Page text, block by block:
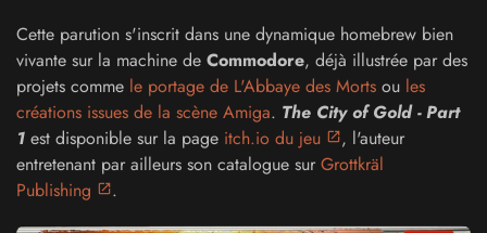
Cette parution s'inscrit dans une dynamique homebrew bien
vivante sur la machine de Commodore, déjà illustrée par des
projets comme le portage de L'Abbaye des Morts ou les
créations issues de la scène Amiga. The City of Gold - Part
1 est disponible sur la page itch.io du jeu
, l'auteur
entretenant par ailleurs son catalogue sur Grottkräl
Publishing
.